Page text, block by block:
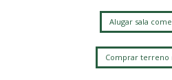
Alugar sala
Comprar terreno